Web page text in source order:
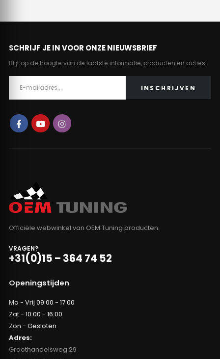
SCHRIJF JE IN VOOR ONZE NIEUWSBRIEF
Blijf op de hoogte van de laatste informatie, producten en acties.
Officiële webwinkel van OEM Tuning producten.
VRAGEN?
+31(0)15 – 364 74 52
Openingstijden
Ma - Vrij 09:00 - 17:00
Zat - 10:00 - 16:00
Zon - Gesloten
Adres:
Groothandelsweg 29